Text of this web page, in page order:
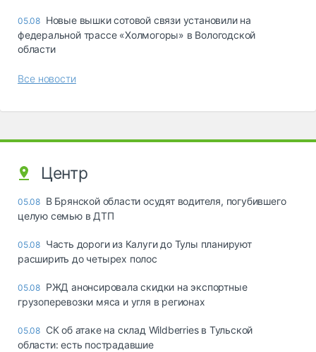
05.08 Новые вышки сотовой связи установили на
федеральной трассе «Холмогоры» в Вологодской
области
Все новости
Центр
05.08 В Брянской области осудят водителя, погубившего
целую семью в ДТП
05.08 Часть дороги из Калуги до Тулы планируют
расширить до четырех полос
05.08 РЖД анонсировала скидки на экспортные
грузоперевозки мяса и угля в регионах
05.08 СК об атаке на склад Wildberries в Тульской
области: есть пострадавшие